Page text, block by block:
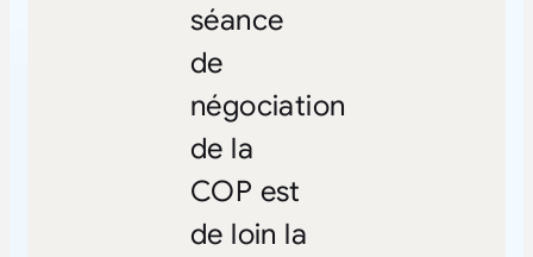
séance
de
négociation
de la
COP est
de loin la